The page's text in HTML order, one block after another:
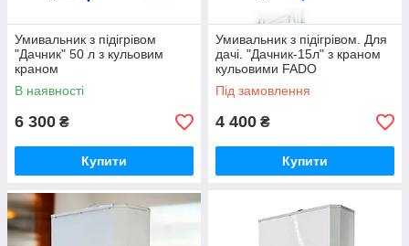
Умивальник з підігрівом
"Дачник" 50 л з кульовим
краном
В наявності
6 300 ₴
Купити
Умивальник з підігрівом. Для
дачі. "Дачник-15л" з краном
кульовими FADO
Під замовлення
4 400 ₴
Купити